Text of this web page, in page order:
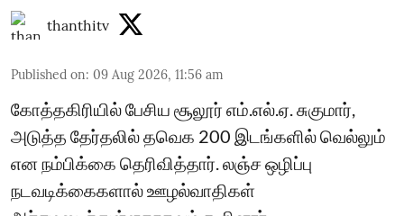
thanthitv
Published on: 09 Aug 2026, 11:56 am
கோத்தகிரியில் பேசிய சூலூர் எம்.எல்.ஏ. சுகுமார்,
அடுத்த தேர்தலில் தவெக 200 இடங்களில் வெல்லும்
என நம்பிக்கை தெரிவித்தார். லஞ்ச ஒழிப்பு
நடவடிக்கைகளால் ஊழல்வாதிகள்